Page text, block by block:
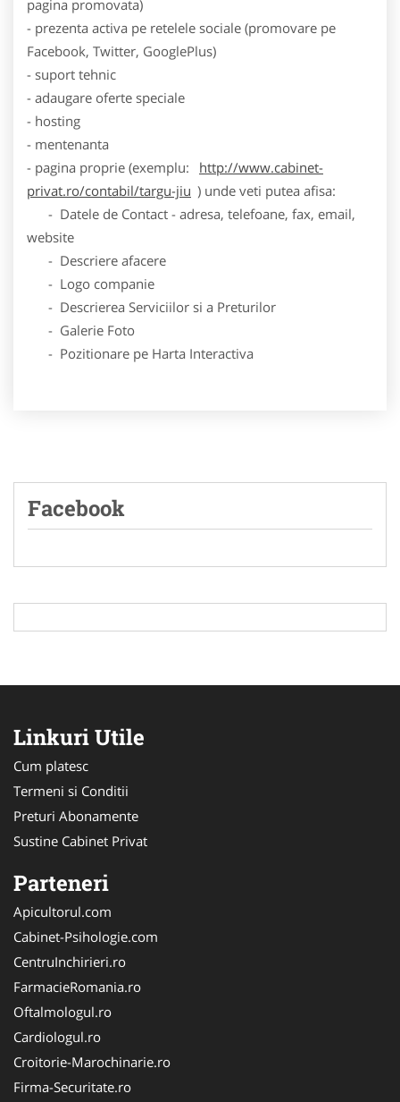
pagina promovata)
- prezenta activa pe retelele sociale (promovare pe
Facebook, Twitter, GooglePlus)
- suport tehnic
- adaugare oferte speciale
- hosting
- mentenanta
- pagina proprie (exemplu:
http://www.cabinet-
privat.ro/contabil/targu-jiu ) unde veti putea afisa:
- Datele de Contact - adresa, telefoane, fax, email,
website
- Descriere afacere
- Logo companie
- Descrierea Serviciilor si a Preturilor
- Galerie Foto
- Pozitionare pe Harta Interactiva
Facebook
Linkuri Utile
Cum platesc
Termeni si Conditii
Preturi Abonamente
Sustine Cabinet Privat
Parteneri
Apicultorul.com
Cabinet-Psihologie.com
CentruInchirieri.ro
FarmacieRomania.ro
Oftalmologul.ro
Cardiologul.ro
Croitorie-Marochinarie.ro
Firma-Securitate.ro